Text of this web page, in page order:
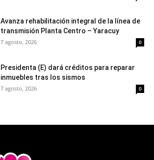
Avanza rehabilitación integral de la línea de
transmisión Planta Centro – Yaracuy
7 agosto, 2026 0
Presidenta (E) dará créditos para reparar
inmuebles tras los sismos
7 agosto, 2026 0